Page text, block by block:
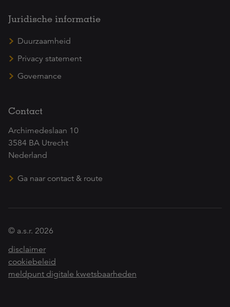
Juridische informatie
Duurzaamheid
Privacy statement
Governance
Contact
Archimedeslaan 10
3584 BA Utrecht
Nederland
Ga naar contact & route
© a.s.r. 2026
disclaimer
cookiebeleid
meldpunt digitale kwetsbaarheden